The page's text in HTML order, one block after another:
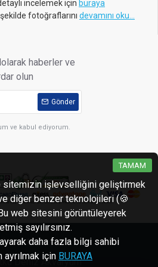
ZAMANLA DAHA AZ
PRO PH KONTROL CIHAZINIZI
OLARAK KALIBRE
AYRICA, TEMIZLIKTEN
SÜRESI
incelemek için buraya
fotoğraflarını devamını oku...
haberler ve
olun
Gönder
ve kabul ediyorum.
reaktorler.com
Deniz Akvaryum
TAMAM
sitemizin işlevselliğini geliştirmek
diğer benzer teknolojileri (🍪
web sitesini görüntüleyerek
sayılırsınız.
daha fazla bilgi sahibi
için BURAYA